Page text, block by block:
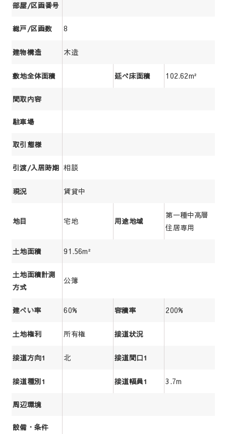
部屋/区画番号
総戸/区画数 8
建物構造 木造
敷地全体面積 延べ床面積 102.62m²
間取内容
駐車場
取引態様
引渡/入居時期 相談
現況 賃貸中
地目 宅地 用途地域
第一種中高層
住居専用
土地面積 91.56m²
土地面積計測
方式
公簿
建ぺい率 60% 容積率 200%
土地権利 所有権 接道状況
接道方向1 北 接道間口1
接道種別1 接道幅員1 3.7m
周辺環境
設備・条件